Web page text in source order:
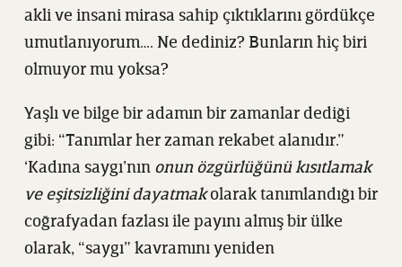
akli ve insani mirasa sahip çıktıklarını gördükçe
umutlanıyorum…. Ne dediniz? Bunların hiç biri
olmuyor mu yoksa?
Yaşlı ve bilge bir adamın bir zamanlar dediği
gibi: “Tanımlar her zaman rekabet alanıdır.”
‘Kadına saygı’nın onun özgürlüğünü kısıtlamak
ve eşitsizliğini dayatmakolarak tanımlandığı bir
coğrafyadan fazlası ile payını almış bir ülke
olarak, “saygı” kavramını yeniden